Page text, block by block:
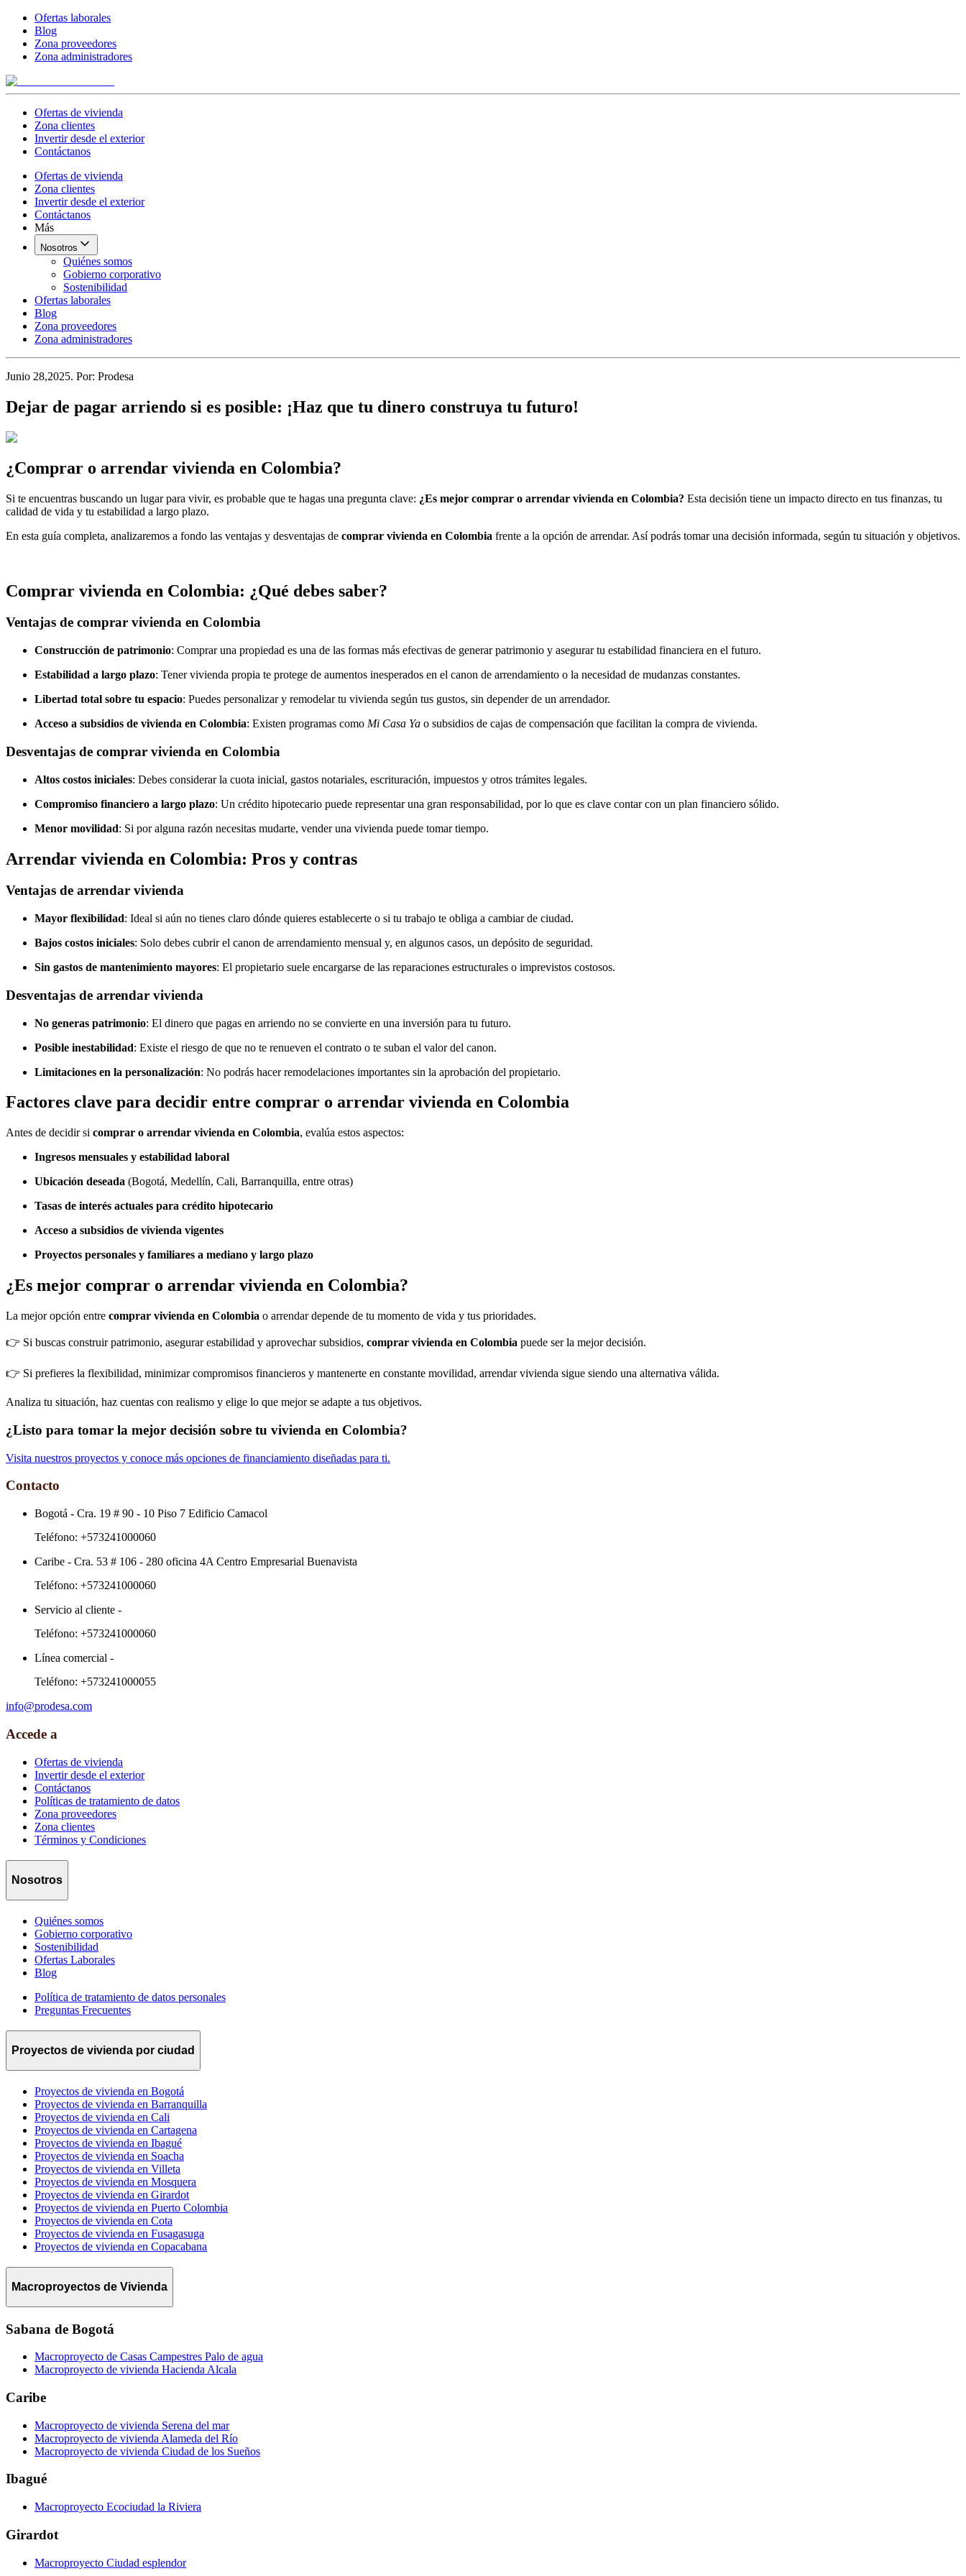
Ofertas laborales
Blog
Zona proveedores
Zona administradores
Ofertas de vivienda
Zona clientes
Invertir desde el exterior
Contáctanos
Ofertas de vivienda
Zona clientes
Invertir desde el exterior
Contáctanos
Más
Nosotros
Quiénes somos
Gobierno corporativo
Sostenibilidad
Ofertas laborales
Blog
Zona proveedores
Zona administradores
Junio 28,2025. Por: Prodesa
Dejar de pagar arriendo si es posible: ¡Haz que tu dinero construya tu futuro!
¿Comprar o arrendar vivienda en Colombia?
Si te encuentras buscando un lugar para vivir, es probable que te hagas una pregunta clave: ¿Es mejor comprar o arrendar vivienda en Colombia? Esta decisión tiene un impacto directo en tus finanzas, tu
calidad de vida y tu estabilidad a largo plazo.
En esta guía completa, analizaremos a fondo las ventajas y desventajas de comprar vivienda en Colombia frente a la opción de arrendar. Así podrás tomar una decisión informada, según tu situación y objetivos.
Comprar vivienda en Colombia: ¿Qué debes saber?
Ventajas de comprar vivienda en Colombia
Construcción de patrimonio: Comprar una propiedad es una de las formas más efectivas de generar patrimonio y asegurar tu estabilidad financiera en el futuro.
Estabilidad a largo plazo: Tener vivienda propia te protege de aumentos inesperados en el canon de arrendamiento o la necesidad de mudanzas constantes.
Libertad total sobre tu espacio: Puedes personalizar y remodelar tu vivienda según tus gustos, sin depender de un arrendador.
Acceso a subsidios de vivienda en Colombia: Existen programas como Mi Casa Ya o subsidios de cajas de compensación que facilitan la compra de vivienda.
Desventajas de comprar vivienda en Colombia
Altos costos iniciales: Debes considerar la cuota inicial, gastos notariales, escrituración, impuestos y otros trámites legales.
Compromiso financiero a largo plazo: Un crédito hipotecario puede representar una gran responsabilidad, por lo que es clave contar con un plan financiero sólido.
Menor movilidad: Si por alguna razón necesitas mudarte, vender una vivienda puede tomar tiempo.
Arrendar vivienda en Colombia: Pros y contras
Ventajas de arrendar vivienda
Mayor flexibilidad: Ideal si aún no tienes claro dónde quieres establecerte o si tu trabajo te obliga a cambiar de ciudad.
Bajos costos iniciales: Solo debes cubrir el canon de arrendamiento mensual y, en algunos casos, un depósito de seguridad.
Sin gastos de mantenimiento mayores: El propietario suele encargarse de las reparaciones estructurales o imprevistos costosos.
Desventajas de arrendar vivienda
No generas patrimonio: El dinero que pagas en arriendo no se convierte en una inversión para tu futuro.
Posible inestabilidad: Existe el riesgo de que no te renueven el contrato o te suban el valor del canon.
Limitaciones en la personalización: No podrás hacer remodelaciones importantes sin la aprobación del propietario.
Factores clave para decidir entre comprar o arrendar vivienda en Colombia
Antes de decidir si comprar o arrendar vivienda en Colombia, evalúa estos aspectos:
Ingresos mensuales y estabilidad laboral
Ubicación deseada (Bogotá, Medellín, Cali, Barranquilla, entre otras)
Tasas de interés actuales para crédito hipotecario
Acceso a subsidios de vivienda vigentes
Proyectos personales y familiares a mediano y largo plazo
¿Es mejor comprar o arrendar vivienda en Colombia?
La mejor opción entre comprar vivienda en Colombia o arrendar depende de tu momento de vida y tus prioridades.
👉 Si buscas construir patrimonio, asegurar estabilidad y aprovechar subsidios, comprar vivienda en Colombia puede ser la mejor decisión.
👉 Si prefieres la flexibilidad, minimizar compromisos financieros y mantenerte en constante movilidad, arrendar vivienda sigue siendo una alternativa válida.
Analiza tu situación, haz cuentas con realismo y elige lo que mejor se adapte a tus objetivos.
¿Listo para tomar la mejor decisión sobre tu vivienda en Colombia?
Visita nuestros proyectos y conoce más opciones de financiamiento diseñadas para ti.
Contacto
Bogotá - Cra. 19 # 90 - 10 Piso 7 Edificio Camacol
Teléfono: +573241000060
Caribe - Cra. 53 # 106 - 280 oficina 4A Centro Empresarial Buenavista
Teléfono: +573241000060
Servicio al cliente -
Teléfono: +573241000060
Línea comercial -
Teléfono: +573241000055
info@prodesa.com
Accede a
Ofertas de vivienda
Invertir desde el exterior
Contáctanos
Políticas de tratamiento de datos
Zona proveedores
Zona clientes
Términos y Condiciones
Nosotros
Quiénes somos
Gobierno corporativo
Sostenibilidad
Ofertas Laborales
Blog
Política de tratamiento de datos personales
Preguntas Frecuentes
Proyectos de vivienda por ciudad
Proyectos de vivienda en Bogotá
Proyectos de vivienda en Barranquilla
Proyectos de vivienda en Cali
Proyectos de vivienda en Cartagena
Proyectos de vivienda en Ibagué
Proyectos de vivienda en Soacha
Proyectos de vivienda en Villeta
Proyectos de vivienda en Mosquera
Proyectos de vivienda en Girardot
Proyectos de vivienda en Puerto Colombia
Proyectos de vivienda en Cota
Proyectos de vivienda en Fusagasuga
Proyectos de vivienda en Copacabana
Macroproyectos de Vivienda
Sabana de Bogotá
Macroproyecto de Casas Campestres Palo de agua
Macroproyecto de vivienda Hacienda Alcala
Caribe
Macroproyecto de vivienda Serena del mar
Macroproyecto de vivienda Alameda del Río
Macroproyecto de vivienda Ciudad de los Sueños
Ibagué
Macroproyecto Ecociudad la Riviera
Girardot
Macroproyecto Ciudad esplendor